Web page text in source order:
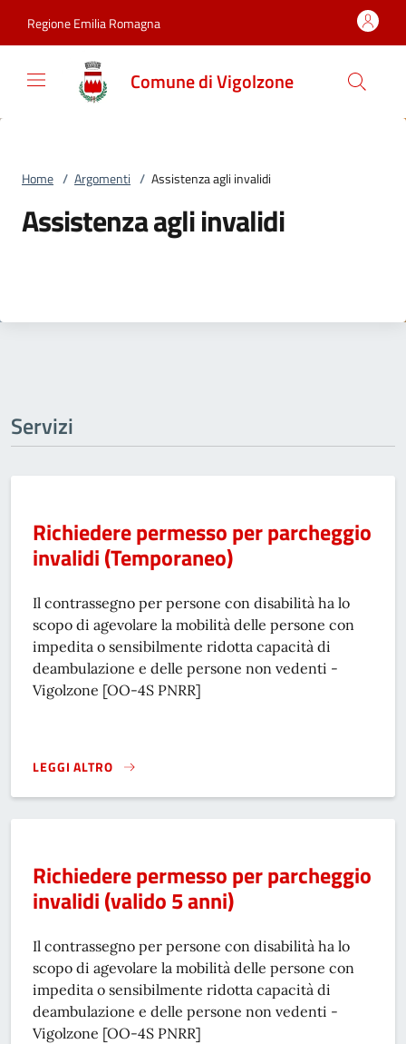
Regione Emilia Romagna
Comune di Vigolzone
Home / Argomenti / Assistenza agli invalidi
Assistenza agli invalidi
Servizi
Richiedere permesso per parcheggio
invalidi (Temporaneo)
Il contrassegno per persone con disabilità ha lo
scopo di agevolare la mobilità delle persone con
impedita o sensibilmente ridotta capacità di
deambulazione e delle persone non vedenti -
Vigolzone [OO-4S PNRR]
LEGGI ALTRO
RICHIEDERE PERMESSO PER PARCHEGGIO INVALIDI
Richiedere permesso per parcheggio
invalidi (valido 5 anni)
Il contrassegno per persone con disabilità ha lo
scopo di agevolare la mobilità delle persone con
impedita o sensibilmente ridotta capacità di
deambulazione e delle persone non vedenti -
Vigolzone [OO-4S PNRR]